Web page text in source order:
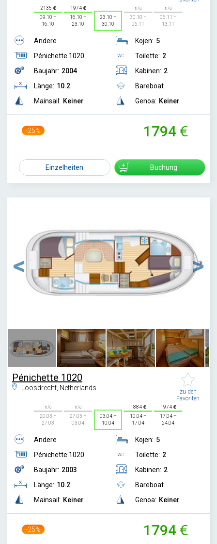
2135
09.10 –
16.10
1974
16.10 –
23.10
23.10 –
30.10
n/a
30.10 –
06.11
n/a
06.11 –
13.11
Andere
Pénichette 1020
Baujahr: 2004
Länge: 10.2
Mainsail: Keiner
Kojen: 5
Toilette: 2
Kabinen: 2
Bareboat
Genoa: Keiner
-25% 1794
Einzelheiten Buchung
Pénichette 1020
Loosdrecht, Netherlands
zu den
Favoriten
n/a
20.03 –
27.03
n/a
27.03 –
03.04
03.04 –
10.04
1884
10.04 –
17.04
1974
17.04 –
24.04
Andere
Pénichette 1020
Baujahr: 2003
Länge: 10.2
Mainsail: Keiner
Kojen: 5
Toilette: 2
Kabinen: 2
Bareboat
Genoa: Keiner
-25% 1794